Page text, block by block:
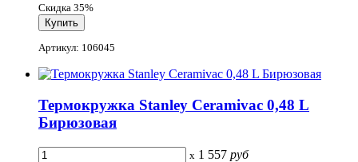
Скидка 35%
Артикул: 106045
Термокружка Stanley Ceramivac 0,48 L
Бирюзовая
x 1 557 руб